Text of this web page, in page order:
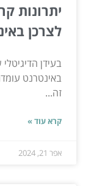
יתרונות
לצרכן
בעידן
באינטרנט
זה...
קרא עוד »
אפר 21, 2024